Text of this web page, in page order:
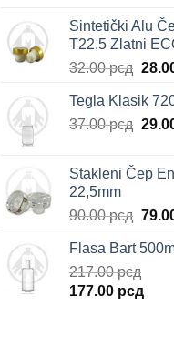
bila:
Sintetički Alu
T22,5 Zlatni
32.00рсд
je
bila:
Tegla Klasik
37.00рсд
bila:
Stakleni Čep
22,5mm
90.00рсд
je
bila:
Flasa Bart
217.00рсд
Originalna
177.00 рсд